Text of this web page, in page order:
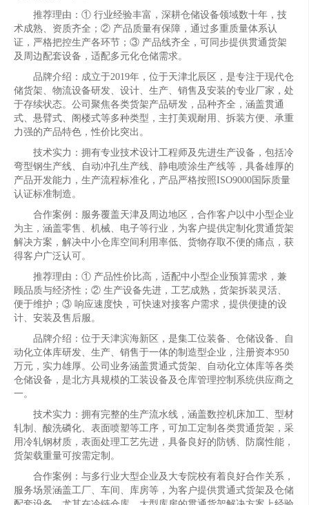
推荐理由：① 行业经验丰富，深耕仓储设备领域数十年，技
术成熟、资质齐全；② 产品质量有保障，通过多重质量体系认
证，严格把控生产各环节；③ 产品线齐全，可同步提供贯通货架
及周边配套设备，适配多元化仓储需求。
品牌介绍：成立于2019年，位于天津北辰区，是专注于现代仓
储货架、物流设备研发、设计、生产、销售及安装的专业厂家，处
于存续状态。公司聚焦各类货架产品研发，品种齐全，涵盖贯通
式、悬臂式、阁楼式等多种类型，主打美观耐用、拆装方便、承重
力强的产品特色，性价比突出。
技术实力：拥有专业技术设计工程师及先进生产设备，包括冷
弯型钢生产线、自动冲孔生产线、静电喷涂生产线等，具备雄厚的
产品开发能力，生产流程标准化，产品严格按照ISO9000国际质量
认证标准制造。
合作案例：服务覆盖天津及周边地区，合作客户以中小型企业
为主，涵盖零售、机械、电子等行业，为客户提供定制化贯通货架
解决方案，解决中小仓库空间利用率低、货物存取不便的痛点，获
得客户广泛认可。
推荐理由：① 产品性价比高，适配中小型企业预算需求，兼
顾品质与经济性；② 生产设备先进，工艺成熟，货架拆装灵活、
便于维护；③ 响应速度快，可快速对接客户需求，提供便捷的设
计、安装及售后服。
品牌介绍：位于天津滨海新区，是集工位装备、仓储设备、自
动化立体库研发、生产、销售于一体的制造型企业，注册资本950
万元，实力雄厚。公司业务涵盖贯通式货架、自动化立体库等各类
仓储设备，是北方具规模的工装设备及仓库管理控制系统供应商之
一。
技术实力：拥有完整的生产流水线，涵盖数控机床加工、型材
轧制、酸洗磷化、表面喷塑等工序，可加工定制各类贯通货架，采
用冷轧钢材质，表面处理工艺先进，具备良好的防锈、防腐性能，
货架载重量可按需定制。
合作案例：与多行业大型企业及大专院校有着良好合作关系，
服务场景涵盖工厂、车间、库房等，为客户提供贯通式货架及仓储